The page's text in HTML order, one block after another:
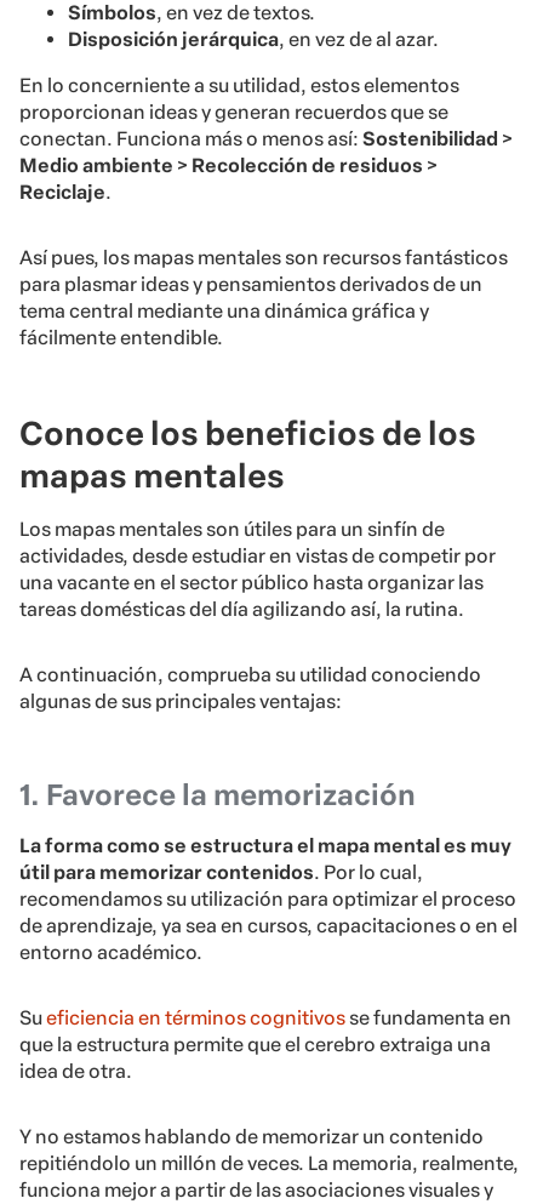
Símbolos, en vez de textos.
Disposición jerárquica, en vez de al azar.
En lo concerniente a su utilidad, estos elementos
proporcionan ideas y generan recuerdos que se
conectan. Funciona más o menos así: Sostenibilidad >
Medio ambiente > Recolección de residuos >
Reciclaje.
Así pues, los mapas mentales son recursos fantásticos
para plasmar ideas y pensamientos derivados de un
tema central mediante una dinámica gráfica y
fácilmente entendible.
Conoce los beneficios de los
mapas mentales
Los mapas mentales son útiles para un sinfín de
actividades, desde estudiar en vistas de competir por
una vacante en el sector público hasta organizar las
tareas domésticas del día agilizando así, la rutina.
A continuación, comprueba su utilidad conociendo
algunas de sus principales ventajas:
1. Favorece la memorización
La forma como se estructura el mapa mental es muy
útil para memorizar contenidos. Por lo cual,
recomendamos su utilización para optimizar el proceso
de aprendizaje, ya sea en cursos, capacitaciones o en el
entorno académico.
Sueficiencia en términos cognitivosse fundamenta en
que la estructura permite que el cerebro extraiga una
idea de otra.
Y no estamos hablando de memorizar un contenido
repitiéndolo un millón de veces. La memoria, realmente,
funciona mejor a partir de las asociaciones visuales y